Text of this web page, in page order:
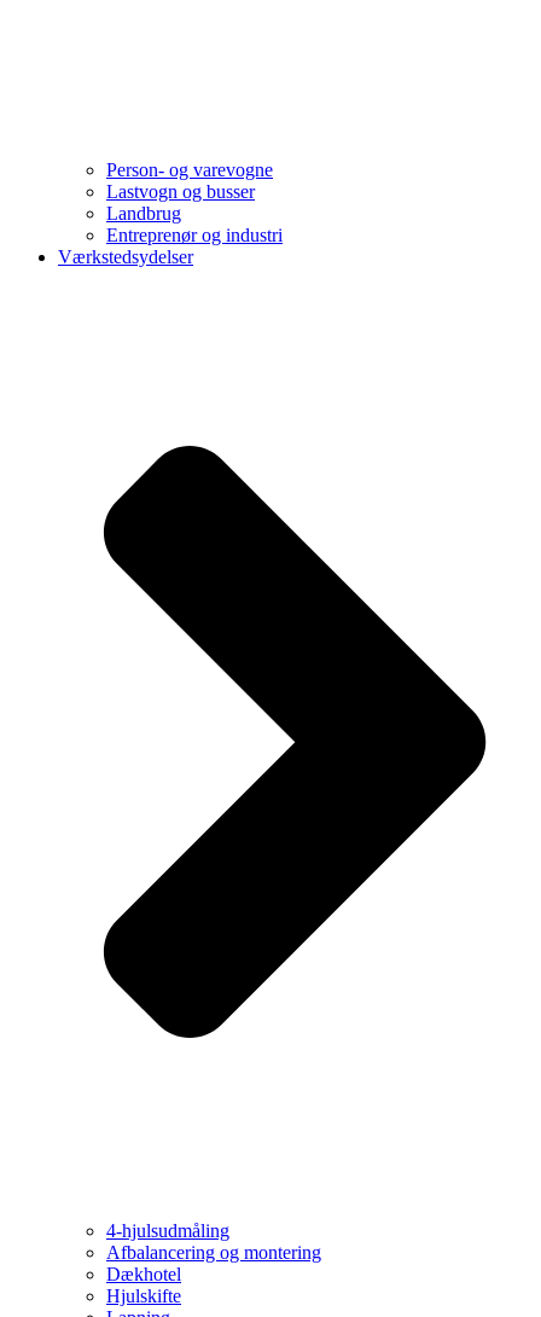
Person- og varevogne
Lastvogn og busser
Landbrug
Entreprenør og industri
Værkstedsydelser
4-hjulsudmåling
Afbalancering og montering
Dækhotel
Hjulskifte